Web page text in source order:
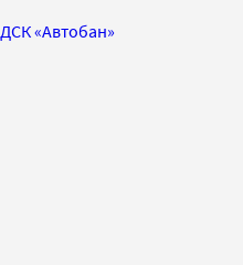
ДСК «Автобан»